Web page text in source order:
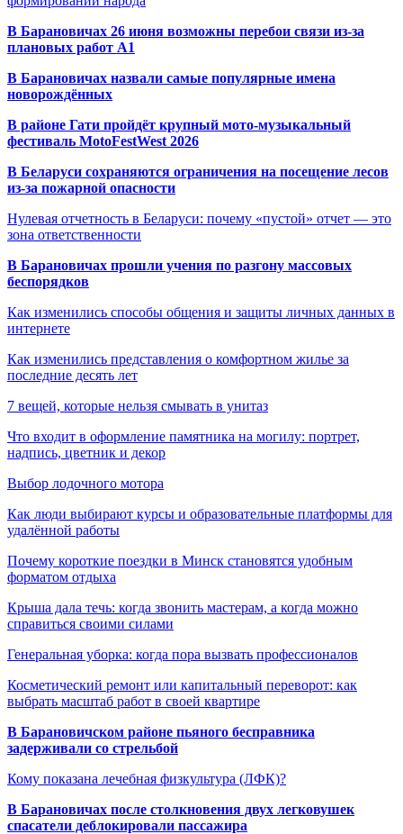
В Барановичах 26 июня возможны перебои связи из-за
плановых работ A1
В Барановичах назвали самые популярные имена
новорождённых
В районе Гати пройдёт крупный мото-музыкальный
фестиваль MotoFestWest 2026
В Беларуси сохраняются ограничения на посещение лесов
из-за пожарной опасности
Нулевая отчетность в Беларуси: почему «пустой» отчет — это
зона ответственности
В Барановичах прошли учения по разгону массовых
беспорядков
Как изменились способы общения и защиты личных данных в
интернете
Как изменились представления о комфортном жилье за
последние десять лет
7 вещей, которые нельзя смывать в унитаз
Что входит в оформление памятника на могилу: портрет,
надпись, цветник и декор
Выбор лодочного мотора
Как люди выбирают курсы и образовательные платформы для
удалённой работы
Почему короткие поездки в Минск становятся удобным
форматом отдыха
Крыша дала течь: когда звонить мастерам, а когда можно
справиться своими силами
Генеральная уборка: когда пора вызвать профессионалов
Косметический ремонт или капитальный переворот: как
выбрать масштаб работ в своей квартире
В Барановичском районе пьяного бесправника
задерживали со стрельбой
Кому показана лечебная физкультура (ЛФК)?
В Барановичах после столкновения двух легковушек
спасатели деблокировали пассажира